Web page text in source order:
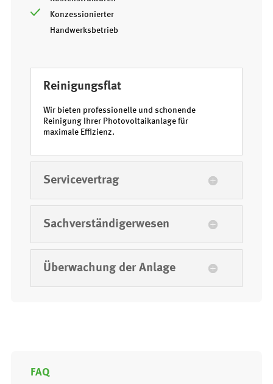
Konzessionierter
Handwerksbetrieb
Reinigungsflat
Wir bieten professionelle und schonende
Reinigung Ihrer Photovoltaikanlage für
maximale Effizienz.
Servicevertrag
Sachverständigerwesen
Überwachung der Anlage
FAQ